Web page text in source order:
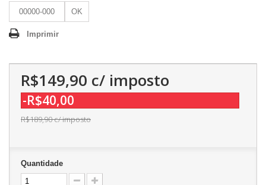
OK
Imprimir
R$149,90 c/ imposto
-R$40,00
R$189,90c/ imposto
Quantidade